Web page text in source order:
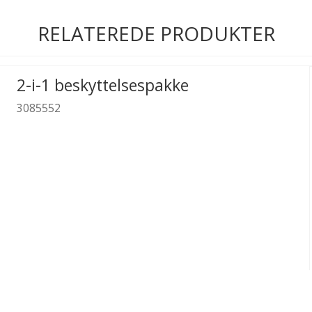
RELATEREDE PRODUKTER
2-i-1 beskyttelsespakke
3085552